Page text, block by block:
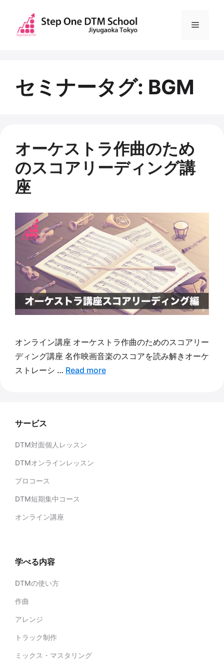
メ
セミナータグ: BGM
オーケストラ作曲のため
のスコアリーディング講
座
オンライン講座 オーケストラ作曲のためのスコアリー
ディング講座 名作映画音楽のスコアを読み解きオーケ
ストレーシ … Read more
サービス
DTM対面個人レッスン
DTMオンラインレッスン
プロコース
DTM短期集中コース
オンライン講座
学べる内容
DTMの使い方
作曲
アレンジ
トラック制作
ミックス・マスタリング